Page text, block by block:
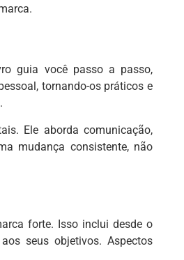
guia você passo a passo,
tornando-os práticos e
Ele aborda comunicação,
mudança consistente, não
forte. Isso inclui desde o
seus objetivos. Aspectos